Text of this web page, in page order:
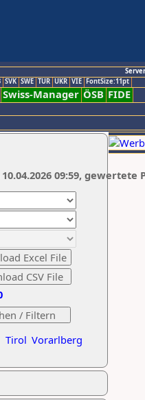
SVK SWE TUR UKR VIE FontSize:11pt
Swiss-Manager ÖSB FIDE
Tirol Vorarlberg
09:59, gewertete